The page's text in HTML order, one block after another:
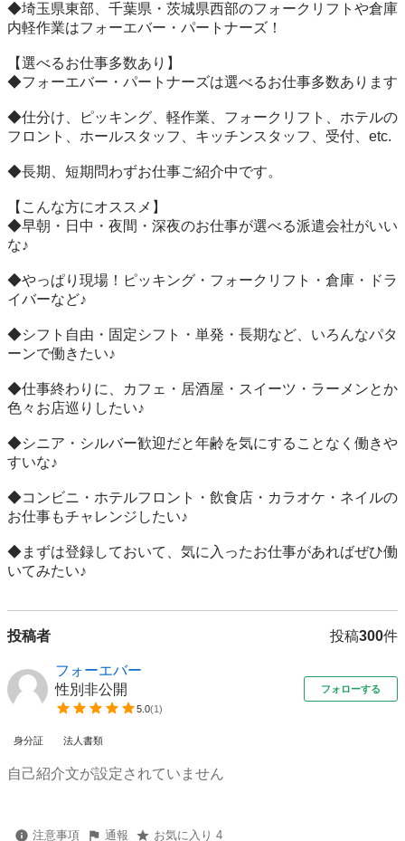
◆埼玉県東部、千葉県・茨城県西部のフォークリフトや倉庫
内軽作業はフォーエバー・パートナーズ！
【選べるお仕事多数あり】
◆フォーエバー・パートナーズは選べるお仕事多数あります
◆仕分け、ピッキング、軽作業、フォークリフト、ホテルの
フロント、ホールスタッフ、キッチンスタッフ、受付、etc.
◆長期、短期問わずお仕事ご紹介中です。
【こんな方にオススメ】
◆早朝・日中・夜間・深夜のお仕事が選べる派遣会社がいい
な♪
◆やっぱり現場！ピッキング・フォークリフト・倉庫・ドラ
イバーなど♪
◆シフト自由・固定シフト・単発・長期など、いろんなパタ
ーンで働きたい♪
◆仕事終わりに、カフェ・居酒屋・スイーツ・ラーメンとか
色々お店巡りしたい♪
◆シニア・シルバー歓迎だと年齢を気にすることなく働きや
すいな♪
◆コンビニ・ホテルフロント・飲食店・カラオケ・ネイルの
お仕事もチャレンジしたい♪
◆まずは登録しておいて、気に入ったお仕事があればぜひ働
いてみたい♪
投稿者 投稿300件
フォーエバー
性別非公開
5.0(1)
フォローする
身分証 法人書類
自己紹介文が設定されていません
注意事項 通報 お気に入り 4